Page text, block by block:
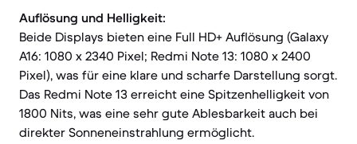
Auflösung und Helligkeit:
Beide Displays bieten eine Full HD+ Auflösung (Galaxy
A16: 1080 x 2340 Pixel; Redmi Note 13: 1080 x 2400
Pixel), was für eine klare und scharfe Darstellung sorgt.
Das Redmi Note 13 erreicht eine Spitzenhelligkeit von
1800 Nits, was eine sehr gute Ablesbarkeit auch bei
direkter Sonneneinstrahlung ermöglicht.